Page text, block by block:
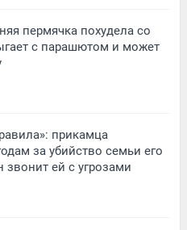
пермячка похудела со
с парашютом и может
прикамца
за убийство семьи его
звонит ей с угрозами